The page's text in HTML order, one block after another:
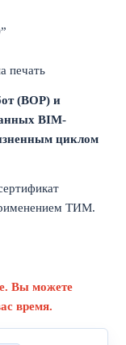
печать
(ВОР) и
BIM-
циклом
ТИМ.
Вы можете
время.